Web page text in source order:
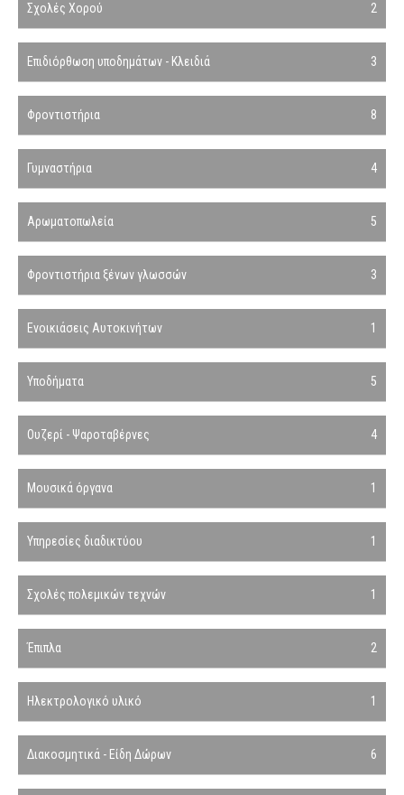
Σχολές Χορού 2
Επιδιόρθωση υποδημάτων - Κλειδιά 3
Φροντιστήρια 8
Γυμναστήρια 4
Αρωματοπωλεία 5
Φροντιστήρια ξένων γλωσσών 3
Ενοικιάσεις Αυτοκινήτων 1
Υποδήματα 5
Ουζερί - Ψαροταβέρνες 4
Μουσικά όργανα 1
Υπηρεσίες διαδικτύου 1
Σχολές πολεμικών τεχνών 1
Έπιπλα 2
Ηλεκτρολογικό υλικό 1
Διακοσμητικά - Είδη Δώρων 6